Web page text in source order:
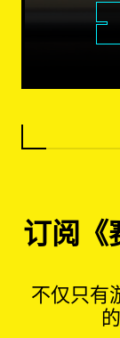
订阅《
不仅只有